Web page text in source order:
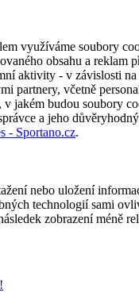
využíváme soubory
obsahu a
aktivity - v závislosti
včetně
jakém budou soubory
a jeho
- Sportano.cz.
nebo uložení
technologií sami
zobrazení méně